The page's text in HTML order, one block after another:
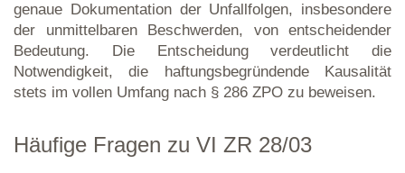
genaue Dokumentation der Unfallfolgen, insbesondere
der unmittelbaren Beschwerden, von entscheidender
Bedeutung. Die Entscheidung verdeutlicht die
Notwendigkeit, die haftungsbegründende Kausalität
stets im vollen Umfang nach § 286 ZPO zu beweisen.
Häufige Fragen zu VI ZR 28/03